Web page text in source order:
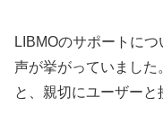
LIBMOのサポートにつ
声が挙がっていました
と、親切にユーザーと